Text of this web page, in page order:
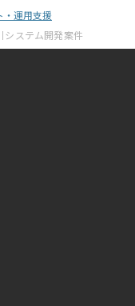
・運用支援
システム開発案件